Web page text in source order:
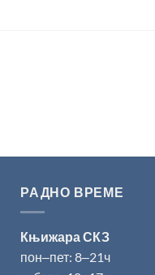
РАДНО ВРЕМЕ
Књижара СКЗ
пон‒пет: 8‒21ч